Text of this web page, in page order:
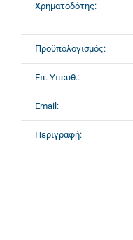
Χρηματοδότης:
Προϋπολογισμός:
Επ. Υπευθ.:
Email:
Περιγραφή: